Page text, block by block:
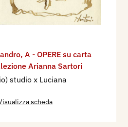
, A - OPERE su carta
Arianna Sartori
studio x Luciana
scheda